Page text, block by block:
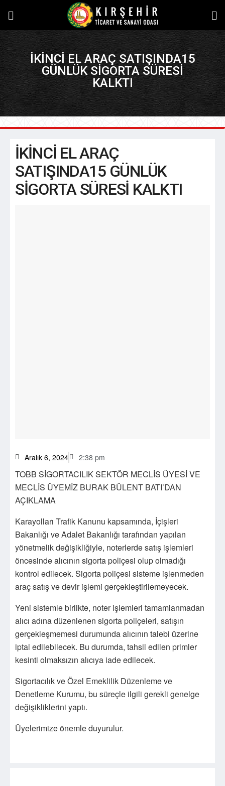
İKİNCİ EL ARAÇ SATIŞINDA15
GÜNLÜK SİGORTA SÜRESİ
KALKTI
İKİNCİ EL ARAÇ
SATIŞINDA15 GÜNLÜK
SİGORTA SÜRESİ KALKTI
Aralık 6, 2024 2:38 pm
TOBB SİGORTACILIK SEKTÖR MECLİS ÜYESİ VE
MECLİS ÜYEMİZ BURAK BÜLENT BATI’DAN
AÇIKLAMA
Karayolları Trafik Kanunu kapsamında, İçişleri
Bakanlığı ve Adalet Bakanlığı tarafından yapılan
yönetmelik değişikliğiyle, noterlerde satış işlemleri
öncesinde alıcının sigorta poliçesi olup olmadığı
kontrol edilecek. Sigorta poliçesi sisteme işlenmeden
araç satış ve devir işlemi gerçekleştirilemeyecek.
Yeni sistemle birlikte, noter işlemleri tamamlanmadan
alıcı adına düzenlenen sigorta poliçeleri, satışın
gerçekleşmemesi durumunda alıcının talebi üzerine
iptal edilebilecek. Bu durumda, tahsil edilen primler
kesinti olmaksızın alıcıya iade edilecek.
Sigortacılık ve Özel Emeklilik Düzenleme ve
Denetleme Kurumu, bu süreçle ilgili gerekli genelge
değişikliklerini yaptı.
Üyelerimize önemle duyurulur.